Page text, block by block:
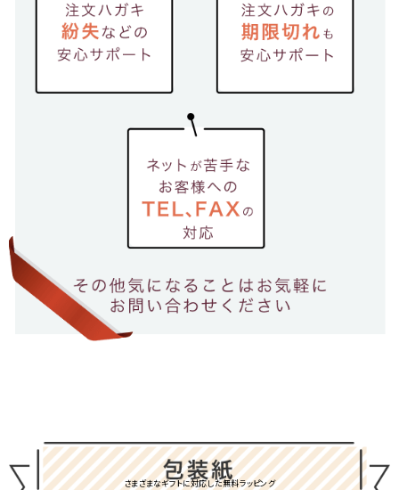
さまざまなギフトに対応した無料ラッピング